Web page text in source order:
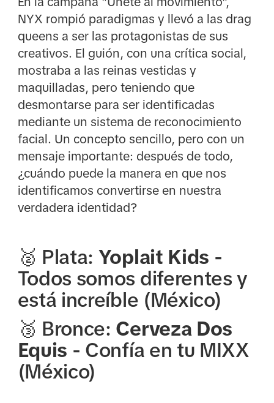
NYX rompió paradigmas y llevó a las drag
queens a ser las protagonistas de sus
creativos. El guión, con una crítica social,
mostraba a las reinas vestidas y
maquilladas, pero teniendo que
desmontarse para ser identificadas
mediante un sistema de reconocimiento
facial. Un concepto sencillo, pero con un
mensaje importante: después de todo,
¿cuándo puede la manera en que nos
identificamos convertirse en nuestra
verdadera identidad?
🥈 Plata: Yoplait Kids -
Todos somos diferentes y
está increíble (México)
🥉 Bronce: Cerveza Dos
Equis - Confía en tu MIXX
(México)